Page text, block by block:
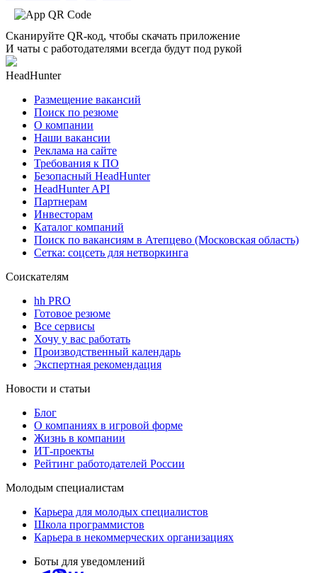
Сканируйте QR-код, чтобы скачать приложение
И чаты с работодателями всегда будут под рукой
HeadHunter
Размещение вакансий
Поиск по резюме
О компании
Наши вакансии
Реклама на сайте
Требования к ПО
Безопасный HeadHunter
HeadHunter API
Партнерам
Инвесторам
Каталог компаний
Поиск по вакансиям в Атепцево (Московская область)
Сетка: соцсеть для нетворкинга
Соискателям
hh PRO
Готовое резюме
Все сервисы
Хочу у вас работать
Производственный календарь
Экспертная рекомендация
Новости и статьи
Блог
О компаниях в игровой форме
Жизнь в компании
ИТ-проекты
Рейтинг работодателей России
Молодым специалистам
Карьера для молодых специалистов
Школа программистов
Карьера в некоммерческих организациях
Боты для уведомлений